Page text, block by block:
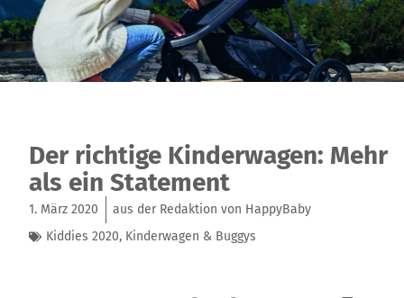
Der richtige Kinderwagen: Mehr
als ein Statement
1. März 2020
aus der Redaktion von HappyBaby
Kiddies 2020, Kinderwagen & Buggys